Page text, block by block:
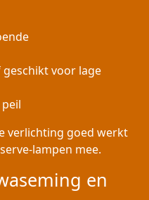
voor lage
verlichting goed werkt
lampen mee.
en